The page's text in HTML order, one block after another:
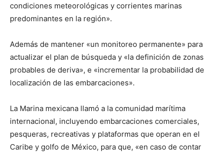
condiciones meteorológicas y corrientes marinas
predominantes en la región».
Además de mantener «un monitoreo permanente» para
actualizar el plan de búsqueda y «la definición de zonas
probables de deriva», e «incrementar la probabilidad de
localización de las embarcaciones».
La Marina mexicana llamó a la comunidad marítima
internacional, incluyendo embarcaciones comerciales,
pesqueras, recreativas y plataformas que operan en el
Caribe y golfo de México, para que, «en caso de contar